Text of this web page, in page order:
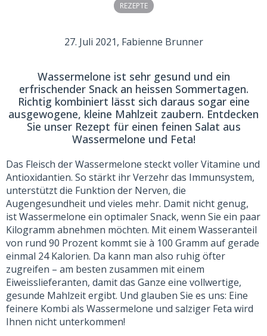
REZEPTE
27. Juli 2021, Fabienne Brunner
Wassermelone ist sehr gesund und ein
erfrischender Snack an heissen Sommertagen.
Richtig kombiniert lässt sich daraus sogar eine
ausgewogene, kleine Mahlzeit zaubern. Entdecken
Sie unser Rezept für einen feinen Salat aus
Wassermelone und Feta!
Das Fleisch der Wassermelone steckt voller Vitamine und
Antioxidantien. So stärkt ihr Verzehr das Immunsystem,
unterstützt die Funktion der Nerven, die
Augengesundheit und vieles mehr. Damit nicht genug,
ist Wassermelone ein optimaler Snack, wenn Sie ein paar
Kilogramm abnehmen möchten. Mit einem Wasseranteil
von rund 90 Prozent kommt sie à 100 Gramm auf gerade
einmal 24 Kalorien. Da kann man also ruhig öfter
zugreifen – am besten zusammen mit einem
Eiweisslieferanten, damit das Ganze eine vollwertige,
gesunde Mahlzeit ergibt. Und glauben Sie es uns: Eine
feinere Kombi als Wassermelone und salziger Feta wird
Ihnen nicht unterkommen!